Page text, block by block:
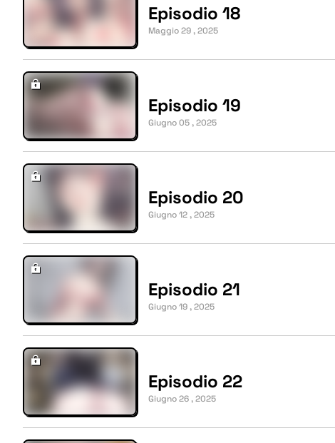
Episodio 18
Maggio 29 , 2025
Episodio 19
Giugno 05 , 2025
Episodio 20
Giugno 12 , 2025
Episodio 21
Giugno 19 , 2025
Episodio 22
Giugno 26 , 2025